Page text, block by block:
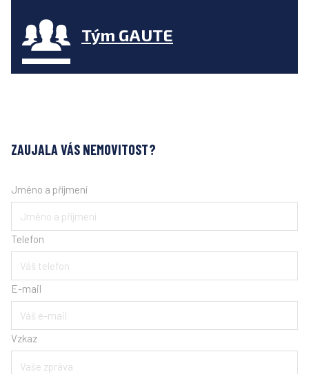
Tým GAUTE
ZAUJALA VÁS NEMOVITOST?
Jméno a příjmení
Telefon
E-mail
Vzkaz